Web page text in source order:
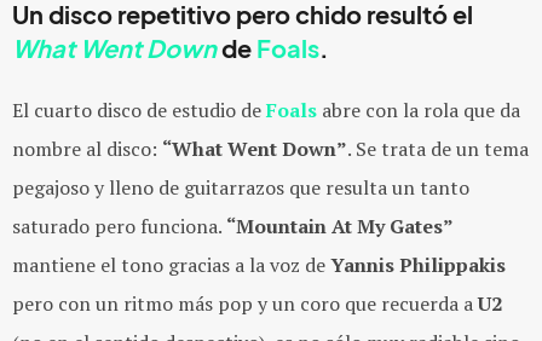
Un disco repetitivo pero chido resultó el
What Went Downde Foals.
El cuarto disco de estudio deFoals abre con la rola que da
nombre al disco: “What Went Down”. Se trata de un tema
pegajoso y lleno de guitarrazos que resulta un tanto
saturado pero funciona. “Mountain At My Gates”
mantiene el tono gracias a la voz deYannis Philippakis
pero con un ritmo más pop y un coro que recuerda aU2